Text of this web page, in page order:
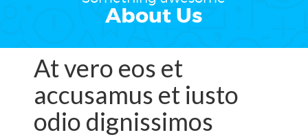
About Us
At vero eos et
accusamus et iusto
odio dignissimos